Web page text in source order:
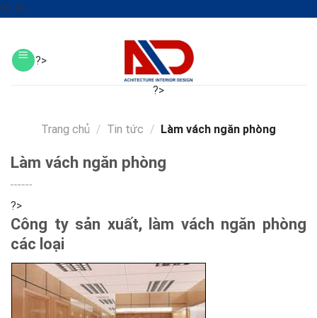
?> ?>Skip
?>
?>
Trang chủ / Tin tức / Làm vách ngăn phòng
Làm vách ngăn phòng
?>
Công ty sản xuất, làm vách ngăn phòng
các loại